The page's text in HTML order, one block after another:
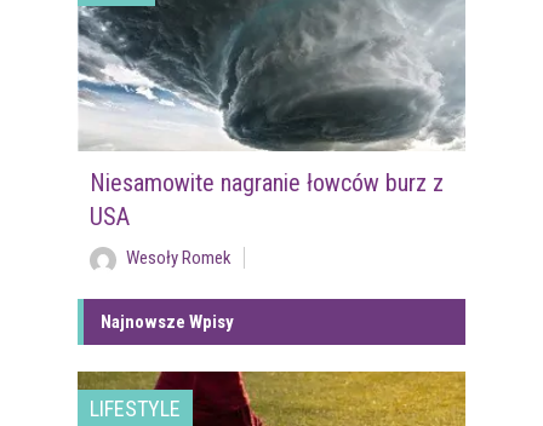
Niesamowite nagranie łowców burz z
USA
Wesoły Romek
Najnowsze Wpisy
LIFESTYLE